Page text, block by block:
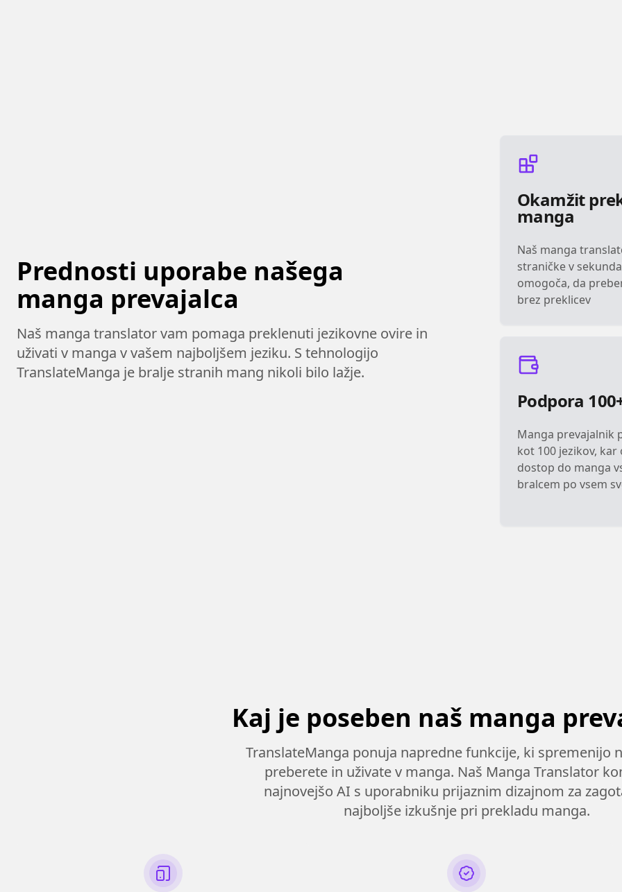
Prednosti uporabe našega
manga prevajalca
Naš manga translator vam pomaga preklenuti jezikovne ovire in
uživati v manga v vašem najboljšem jeziku. S tehnologijo
TranslateManga je bralje stranih mang nikoli bilo lažje.
Okamžit
manga
Naš manga
straničke v
omogoča, da
brez preklicev
Podpora
Manga prevajalnik
kot 100 jezikov, kar
dostop do manga
bralcem po vsem
Kaj je poseben naš manga
TranslateManga ponuja napredne funkcije, ki spremenijo
preberete in uživate v manga. Naš Manga Translator
najnovejšo AI s uporabniku prijaznim dizajnom za
najboljše izkušnje pri prekladu manga.